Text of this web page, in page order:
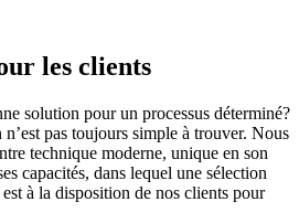
les clients
solution pour un processus déterminé?
pas toujours simple à trouver. Nous
technique moderne, unique en son
capacités, dans lequel une sélection
à la disposition de nos clients pour